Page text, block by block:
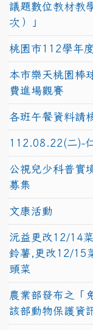
議題數位教材教
次）」
桃園市112學年
本市樂天桃園棒
費進場觀賽
各班午餐資料請
112.08.22(二)-
公視兒少科普實
募集
文康活動
沅益更改12/14
鈴薯,更改12/15
頭菜
農業部發布之「
該部動物保護資